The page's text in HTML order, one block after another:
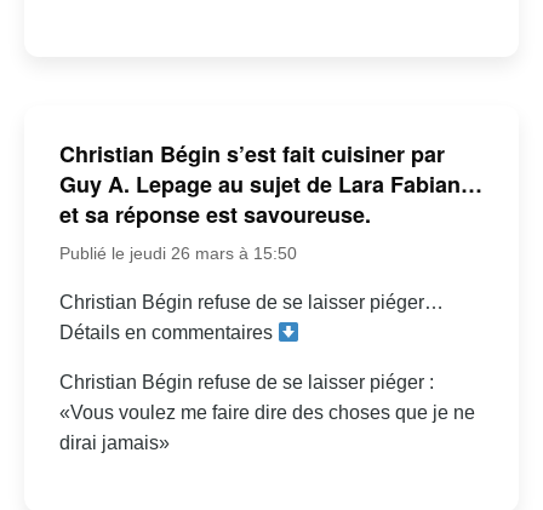
Christian Bégin s’est fait cuisiner par
Guy A. Lepage au sujet de Lara Fabian…
et sa réponse est savoureuse.
Publié le jeudi 26 mars à 15:50
Christian Bégin refuse de se laisser piéger…
Détails en commentaires
Christian Bégin refuse de se laisser piéger :
«Vous voulez me faire dire des choses que je ne
dirai jamais»